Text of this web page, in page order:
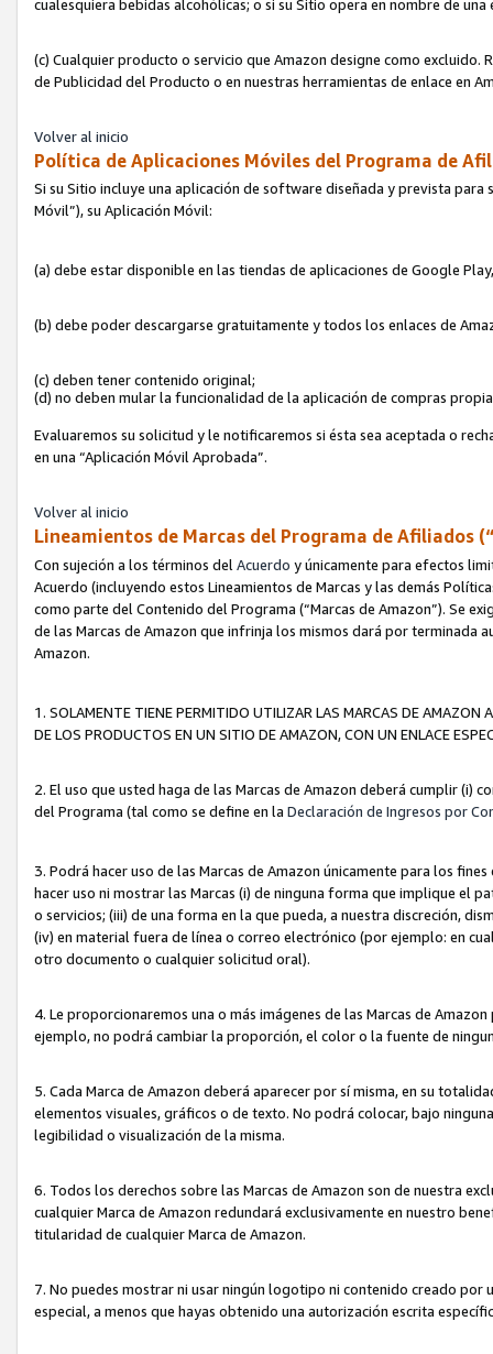
cualesquiera bebidas alcohólicas; o si su Sitio opera en nombre de
(c) Cualquier producto o servicio que Amazon designe como excluido.
de Publicidad del Producto o en nuestras herramientas de enlace en
Volver al inicio
Política de Aplicaciones Móviles del Programa de
Si su Sitio incluye una aplicación de software diseñada y prevista
Móvil”), su Aplicación Móvil:
(a) debe estar disponible en las tiendas de aplicaciones de Google
(b) debe poder descargarse gratuitamente y todos los enlaces de
(c) deben tener contenido original;
(d) no deben mular la funcionalidad de la aplicación de compras
Evaluaremos su solicitud y le notificaremos si ésta sea aceptada o
en una “Aplicación Móvil Aprobada”.
Volver al inicio
Lineamientos de Marcas del Programa de Afiliados
Con sujeción a los términos del Acuerdo y únicamente para efectos
Acuerdo (incluyendo estos Lineamientos de Marcas y las demás
como parte del Contenido del Programa (“Marcas de Amazon”). Se
de las Marcas de Amazon que infrinja los mismos dará por terminada
Amazon.
1. SOLAMENTE TIENE PERMITIDO UTILIZAR LAS MARCAS DE
DE LOS PRODUCTOS EN UN SITIO DE AMAZON, CON UN ENLACE
2. El uso que usted haga de las Marcas de Amazon deberá cumplir (i)
del Programa (tal como se define en la Declaración de Ingresos por
3. Podrá hacer uso de las Marcas de Amazon únicamente para los
hacer uso ni mostrar las Marcas (i) de ninguna forma que implique el
o servicios; (iii) de una forma en la que pueda, a nuestra discreción,
(iv) en material fuera de línea o correo electrónico (por ejemplo: en
otro documento o cualquier solicitud oral).
4. Le proporcionaremos una o más imágenes de las Marcas de
ejemplo, no podrá cambiar la proporción, el color o la fuente de
5. Cada Marca de Amazon deberá aparecer por sí misma, en su
elementos visuales, gráficos o de texto. No podrá colocar, bajo
legibilidad o visualización de la misma.
6. Todos los derechos sobre las Marcas de Amazon son de nuestra
cualquier Marca de Amazon redundará exclusivamente en nuestro
titularidad de cualquier Marca de Amazon.
7. No puedes mostrar ni usar ningún logotipo ni contenido creado por
especial, a menos que hayas obtenido una autorización escrita